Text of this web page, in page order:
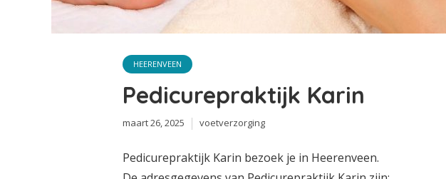
HEERENVEEN
Pedicurepraktijk Karin
maart 26, 2025 voetverzorging
Pedicurepraktijk Karin bezoek je in Heerenveen.